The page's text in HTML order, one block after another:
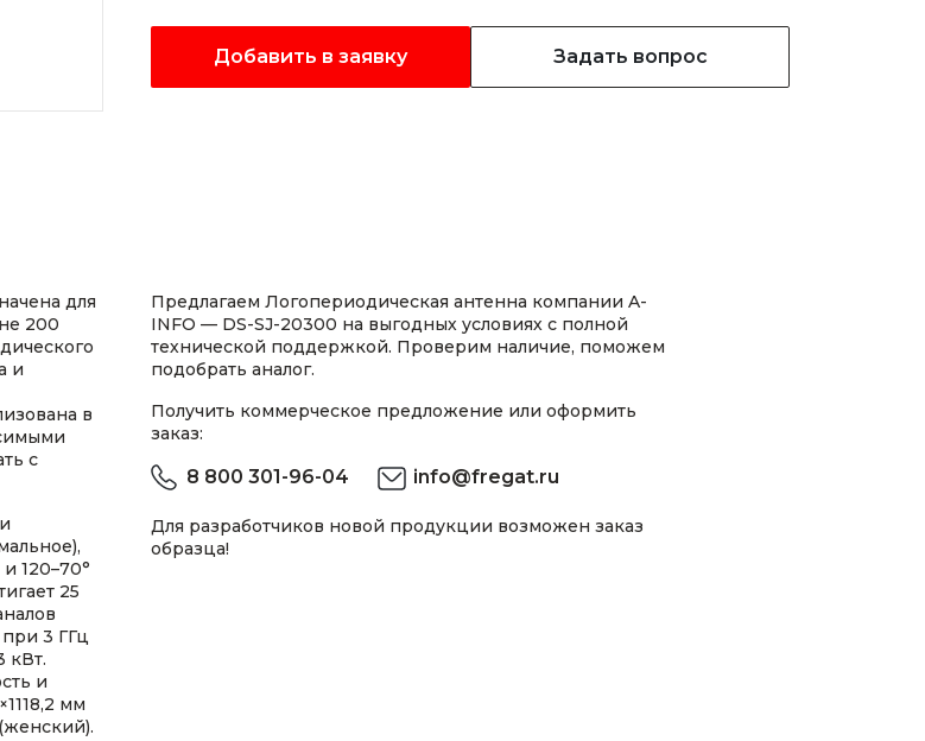
Добавить в заявку Задать вопрос
для
200
и
в
с
120–70°
25
3 ГГц
кВт.
и
мм
Предлагаем Логопериодическая антенна компании A-
INFO — DS-SJ-20300 на выгодных условиях с полной
технической поддержкой. Проверим наличие, поможем
подобрать аналог.
Получить коммерческое предложение или оформить
заказ:
8 800 301-96-04 info@fregat.ru
Для разработчиков новой продукции возможен заказ
образца!